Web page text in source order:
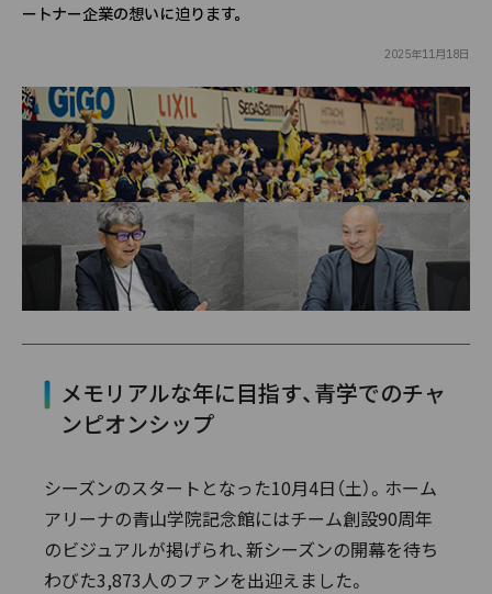
ートナー企業の想いに迫ります。
2025年11月18日
メモリアルな年に目指す、青学でのチャ
ンピオンシップ
シーズンのスタートとなった10月4日（土）。ホーム
アリーナの青山学院記念館にはチーム創設90周年
のビジュアルが掲げられ、新シーズンの開幕を待ち
わびた3,873人のファンを出迎えました。